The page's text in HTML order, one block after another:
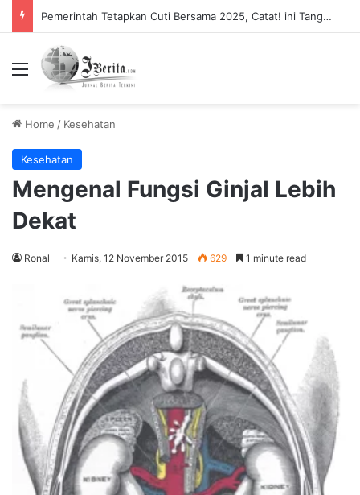
Tidak Bayar Tilang Elektronik, Siap-siap Pemilik Kendaraan Tidak Bisa Melakukan Perpanjangan STNK
Menu
Home / Kesehatan
Kesehatan
Mengenal Fungsi Ginjal Lebih
Dekat
Ronal Kamis, 12 November 2015 629 1 minute read